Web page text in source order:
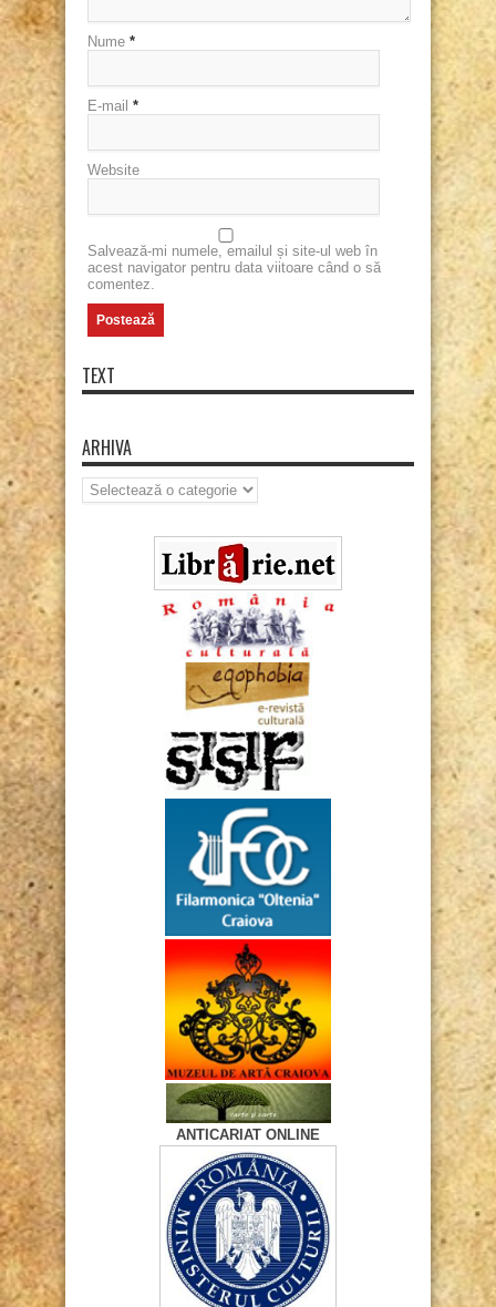
Nume *
E-mail *
Website
Salvează-mi numele, emailul și site-ul web în
acest navigator pentru data viitoare când o să
comentez.
TEXT
ARHIVA
Arhiva
ANTICARIAT ONLINE